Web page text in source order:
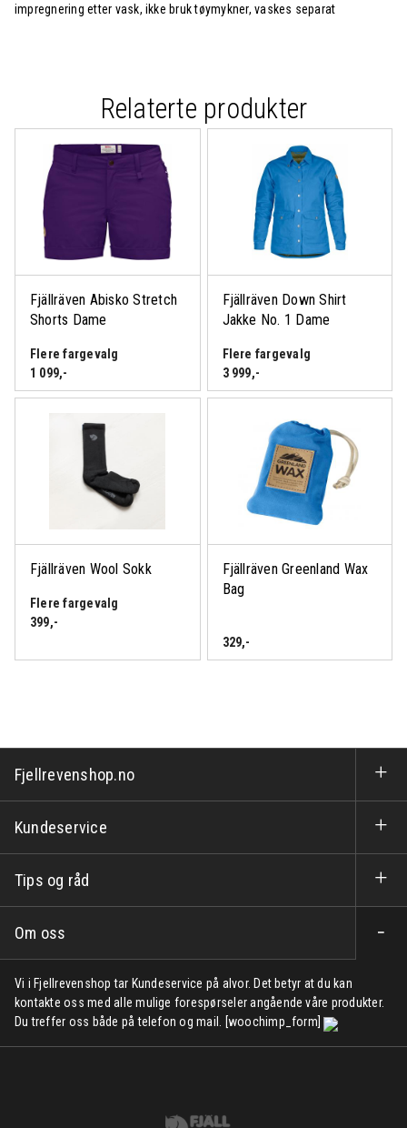
impregnering etter vask, ikke bruk tøymykner, vaskes separat
Relaterte produkter
Fjällräven Abisko Stretch
Shorts Dame
Flere fargevalg
1 099,-
Fjällräven Down Shirt
Jakke No. 1 Dame
Flere fargevalg
3 999,-
Fjällräven Wool Sokk
Flere fargevalg
399,-
Fjällräven Greenland Wax
Bag
329,-
Fjellrevenshop.no
Kundeservice
Tips og råd
Om oss
Vi i Fjellrevenshop tar Kundeservice på alvor. Det betyr at du kan
kontakte oss med alle mulige forespørseler angående våre produkter.
Du treffer oss både på telefon og mail. [woochimp_form]